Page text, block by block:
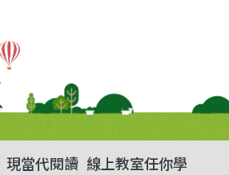
現當代閱讀 線上教室任你學